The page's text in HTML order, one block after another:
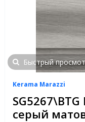
Быстрый
Kerama Marazzi
серый